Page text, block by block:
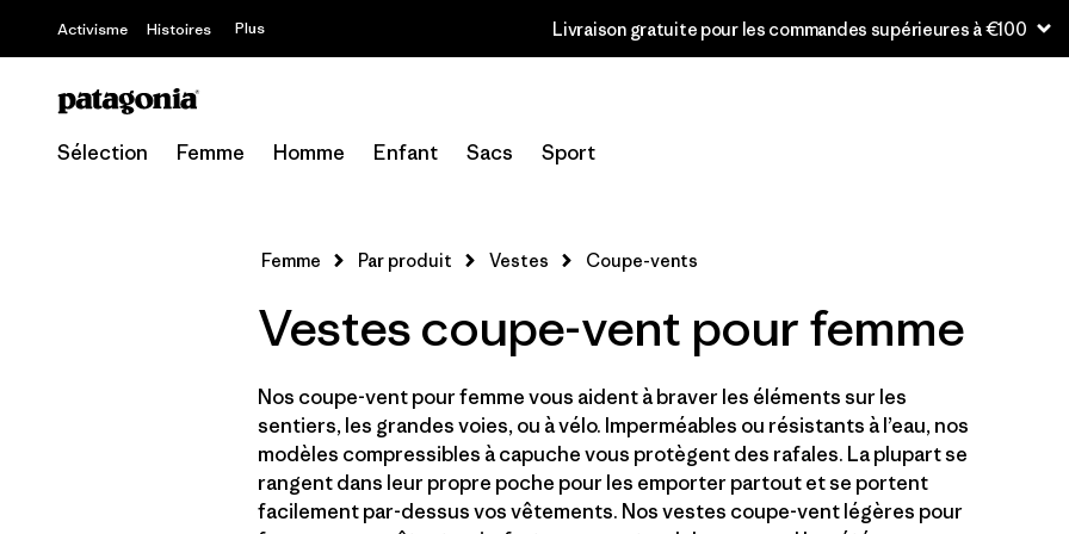
Activisme Histoires Plus Livraison gratuite pour les commandes supérieures à €100
Sélection Femme Homme Enfant Sacs Sport
(5)
XL (5)
XXL (2)
Femme Par produit Vestes Coupe-vents
Vestes coupe-vent pour femme
Nos coupe-vent pour femme vous aident à braver les éléments sur les
sentiers, les grandes voies, ou à vélo. Imperméables ou résistants à l’eau, nos
modèles compressibles à capuche vous protègent des rafales. La plupart se
rangent dans leur propre poche pour les emporter partout et se portent
facilement par-dessus vos vêtements. Nos vestes coupe-vent légères pour